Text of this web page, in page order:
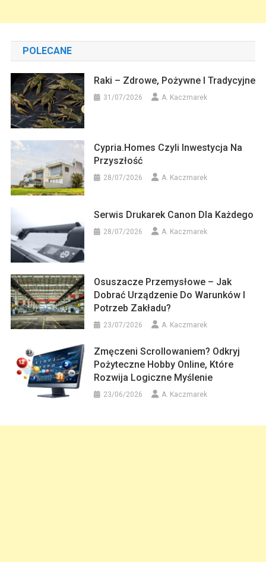
POLECANE
Raki – Zdrowe, Pożywne I Tradycyjne
31/07/2026 A. Kaczmarek
Cypria.homes Czyli Inwestycja Na
Przyszłość
28/07/2026 A. Kaczmarek
Serwis Drukarek Canon Dla Każdego
28/07/2026 A. Kaczmarek
Osuszacze Przemysłowe – Jak
Dobrać Urządzenie Do Warunków I
Potrzeb Zakładu?
23/07/2026 A. Kaczmarek
Zmęczeni Scrollowaniem? Odkryj
Pożyteczne Hobby Online, Które
Rozwija Logiczne Myślenie
23/06/2026 A. Kaczmarek